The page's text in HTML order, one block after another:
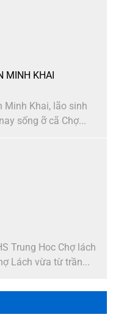
MINH KHAI
Minh Khai, lão sinh
sống ỡ cã Chợ...
Trung Hoc Chợ lách
Lách vừa từ trần...